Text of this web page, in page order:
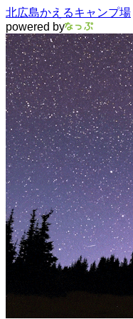
北広島かえるキャンプ場
powered by